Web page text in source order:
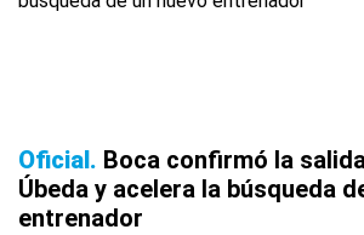
Oficial Boca confirmó la
Úbeda y acelera la búsqueda
entrenador